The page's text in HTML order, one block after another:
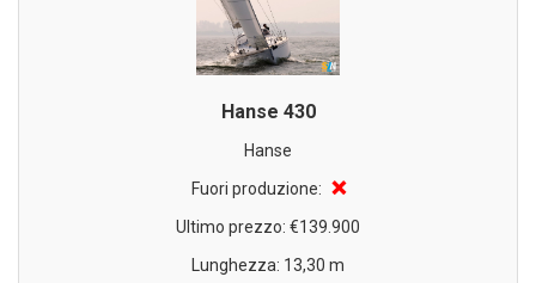
Hanse 430
Hanse
Fuori produzione: ❌
Ultimo prezzo: €139.900
Lunghezza: 13,30 m